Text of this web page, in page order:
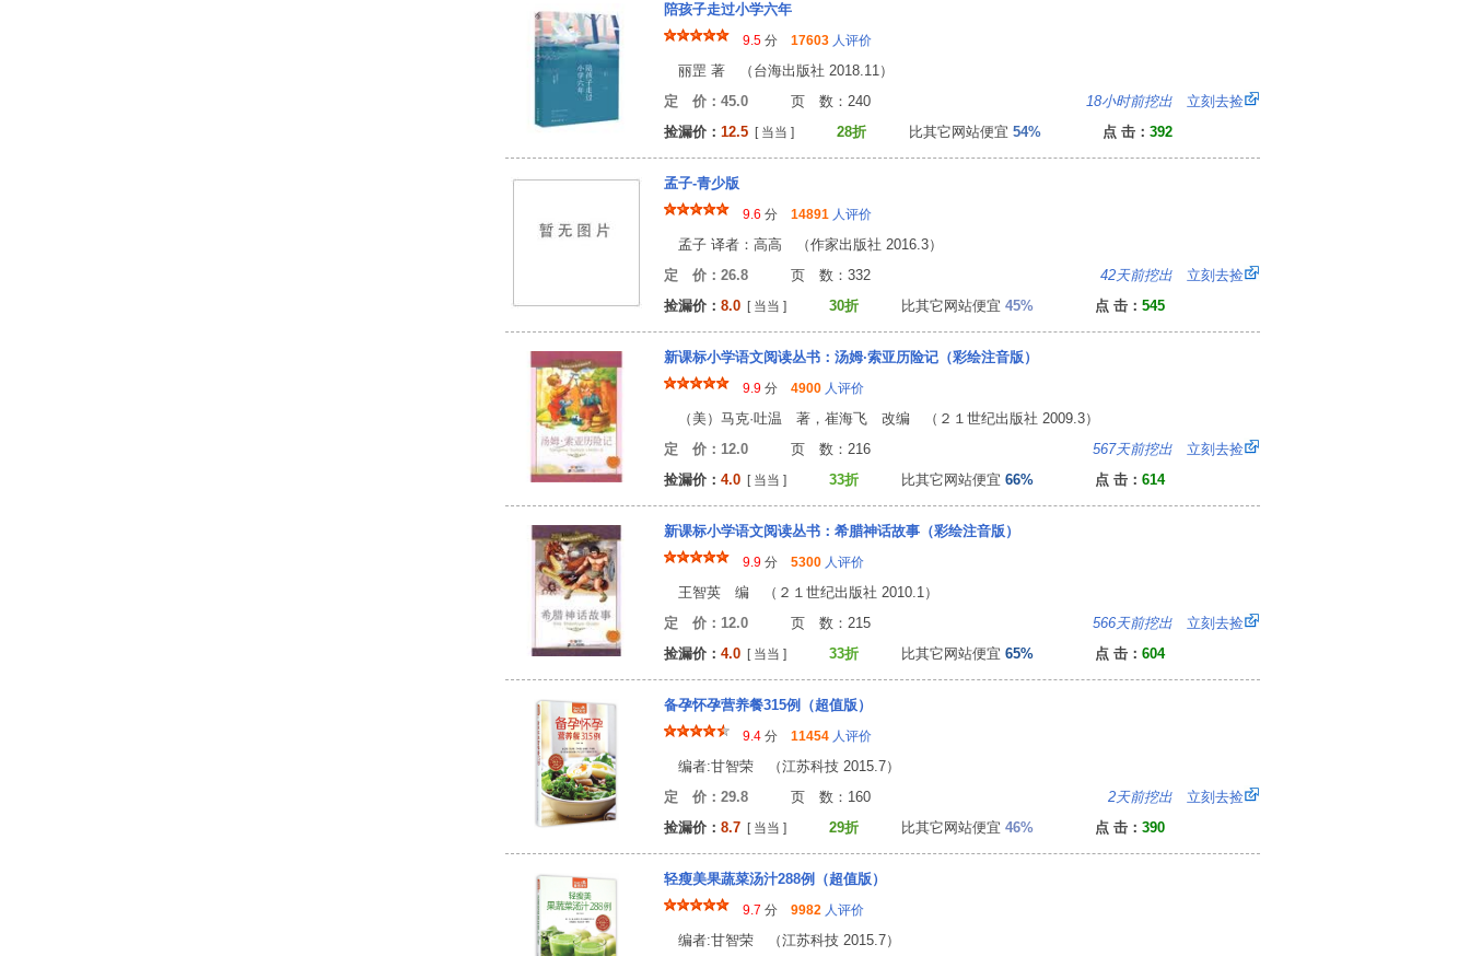
陪孩子走过小学六年
9.5 分 17603 人评价
丽罡 著 （台海出版社 2018.11）
定 价：45.0 页 数：240 18小时前挖出 立刻去捡
捡漏价： 12.5 [ 当当 ] 28折 比其它网站便宜 54% 点 击： 392
孟子-青少版
9.6 分 14891 人评价
孟子 译者：高高 （作家出版社 2016.3）
定 价：26.8 页 数：332 42天前挖出 立刻去捡
捡漏价： 8.0 [ 当当 ] 30折 比其它网站便宜 45% 点 击： 545
新课标小学语文阅读丛书：汤姆·索亚历险记（彩绘注音版）
9.9 分 4900 人评价
（美）马克·吐温 著，崔海飞 改编 （２１世纪出版社 2009.3）
定 价：12.0 页 数：216 567天前挖出 立刻去捡
捡漏价： 4.0 [ 当当 ] 33折 比其它网站便宜 66% 点 击： 614
新课标小学语文阅读丛书：希腊神话故事（彩绘注音版）
9.9 分 5300 人评价
王智英 编 （２１世纪出版社 2010.1）
定 价：12.0 页 数：215 566天前挖出 立刻去捡
捡漏价： 4.0 [ 当当 ] 33折 比其它网站便宜 65% 点 击： 604
备孕怀孕营养餐315例（超值版）
9.4 分 11454 人评价
编者:甘智荣 （江苏科技 2015.7）
定 价：29.8 页 数：160 2天前挖出 立刻去捡
捡漏价： 8.7 [ 当当 ] 29折 比其它网站便宜 46% 点 击： 390
轻瘦美果蔬菜汤汁288例（超值版）
9.7 分 9982 人评价
编者:甘智荣 （江苏科技 2015.7）